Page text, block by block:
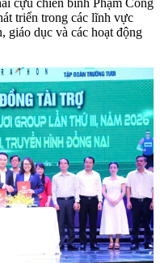
triển trong các lĩnh vực
giáo dục và các hoạt động